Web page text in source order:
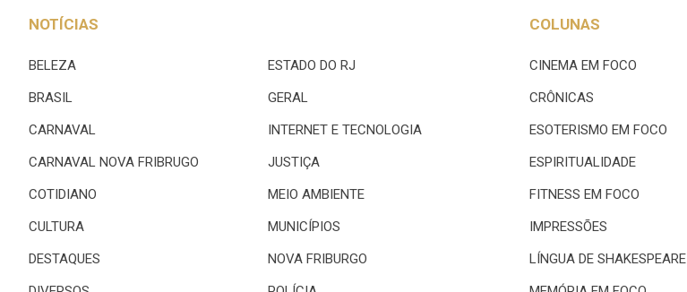
NOTÍCIAS
BELEZA
BRASIL
CARNAVAL
CARNAVAL NOVA FRIBRUGO
COTIDIANO
CULTURA
DESTAQUES
ESTADO DO RJ
GERAL
INTERNET E TECNOLOGIA
JUSTIÇA
MEIO AMBIENTE
MUNICÍPIOS
NOVA FRIBURGO
COLUNAS
CINEMA EM FOCO
CRÔNICAS
ESOTERISMO EM FOCO
ESPIRITUALIDADE
FITNESS EM FOCO
IMPRESSÕES
LÍNGUA DE SHAKESPEARE